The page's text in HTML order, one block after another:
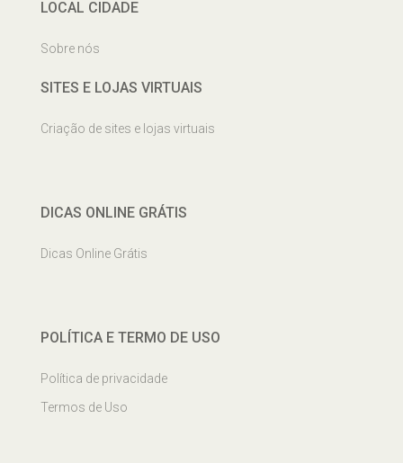
LOCAL CIDADE
Sobre nós
SITES E LOJAS VIRTUAIS
Criação de sites e lojas virtuais
DICAS ONLINE GRÁTIS
Dicas Online Grátis
POLÍTICA E TERMO DE USO
Política de privacidade
Termos de Uso